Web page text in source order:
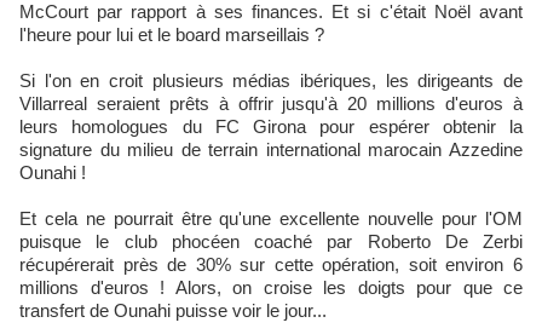
McCourt par rapport à ses finances. Et si c'était Noël avant
l'heure pour lui et le board marseillais ?
Si l'on en croit plusieurs médias ibériques, les dirigeants de
Villarreal seraient prêts à offrir jusqu'à 20 millions d'euros à
leurs homologues du FC Girona pour espérer obtenir la
signature du milieu de terrain international marocain Azzedine
Ounahi !
Et cela ne pourrait être qu'une excellente nouvelle pour l'OM
puisque le club phocéen coaché par Roberto De Zerbi
récupérerait près de 30% sur cette opération, soit environ 6
millions d'euros ! Alors, on croise les doigts pour que ce
transfert de Ounahi puisse voir le jour...